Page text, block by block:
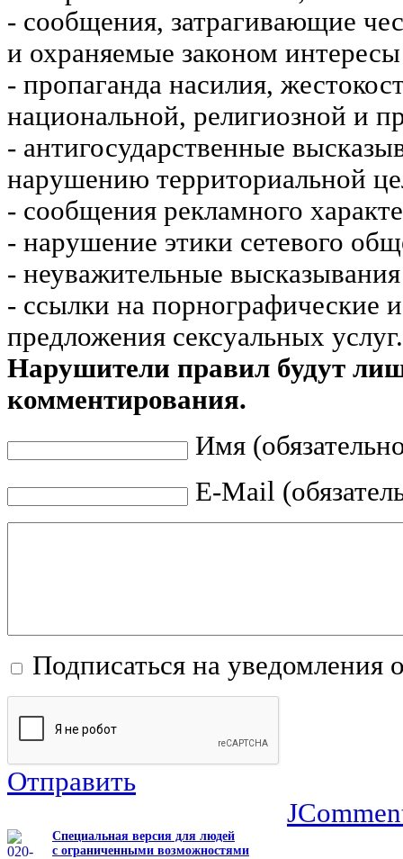
- сообщения, затрагивающие
и охраняемые законом
- пропаганда насилия,
национальной, религиозной и
- антигосударственные
нарушению территориальной
- сообщения рекламного
- нарушение этики сетевого
- неуважительные
- ссылки на порнографические
предложения сексуальных услуг.
Нарушители правил будут
комментирования.
Имя
E-Mail
Подписаться на уведомления
Отправить
Специальная версия для людей
с ограниченными возможностями